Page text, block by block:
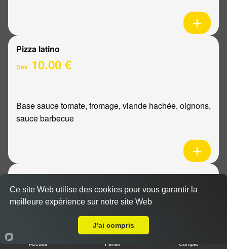
Pizza latino
Dès 10.00 €
Base sauce tomate, fromage, viande hachée, oignons,
sauce barbecue
Pizza mexicaine
Dès10.00 €
Base sauce tomate, fromage, poulet, pommes de
terre, ananas, sauce barbecue
Accueil Panier Compte
Ce site Web utilise des cookies pour vous garantir la
meilleure expérience sur notre site Web
J'ai compris